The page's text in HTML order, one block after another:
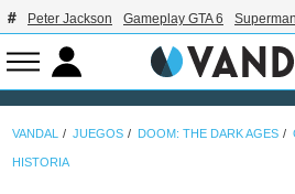
Peter Jackson Gameplay GTA 6 Superman
VANDAL JUEGOS DOOM: THE DARK AGES
HISTORIA